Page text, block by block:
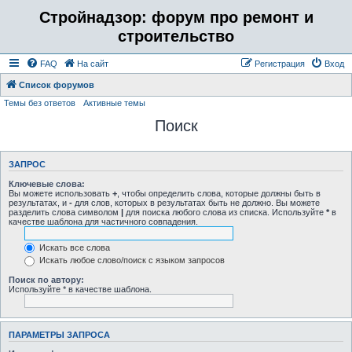
Стройнадзор: форум про ремонт и
строительство
FAQ На сайт Вход
Регистрация
Список форумов
Темы без ответов
Активные темы
Поиск
ЗАПРОС
Ключевые слова:
Вы можете использовать + , чтобы определить слова, которые должны быть в
результатах, и - для слов, которых в результатах быть не должно. Вы можете
разделить слова символом | для поиска любого слова из списка. Используйте * в
качестве шаблона для частичного совпадения.
Искать все слова
Искать любое слово/поиск с языком запросов
Поиск по автору:
Используйте * в качестве шаблона.
ПАРАМЕТРЫ ЗАПРОСА